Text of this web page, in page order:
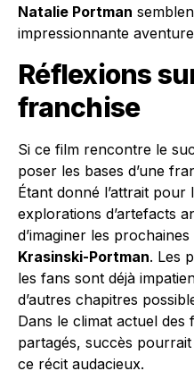
Natalie Portman
impressionnante
Réflexions
franchise
Si ce film rencontre le
poser les bases d’une
Étant donné l’attrait pour
explorations d’artefacts
d’imaginer les
Krasinski-Portman. Les
les fans sont déjà
d’autres chapitres
Dans le climat actuel des
partagés, succès
ce récit audacieux.